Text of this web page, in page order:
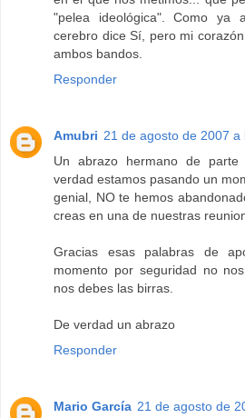
"pelea ideológica". Como ya
cerebro dice Sí, pero mi
ambos bandos.
Responder
Amubri 21 de agosto de 2007 a
Un abrazo hermano de
verdad estamos pasando un
genial, NO te hemos
creas en una de nuestras
Gracias esas palabras de
momento por seguridad no
nos debes las birras.
De verdad un abrazo
Responder
Mario García 21 de agosto de